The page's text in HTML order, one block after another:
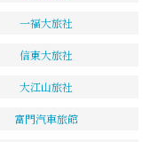
一福大旅社
信東大旅社
大江山旅社
富門汽車旅館